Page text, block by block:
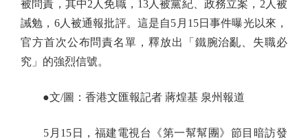
被問責，其中2人免職，13人被黨紀、政務立案，2人被
誡勉，6人被通報批評。這是自5月15日事件曝光以來，
官方首次公布問責名單，釋放出「鐵腕治亂、失職必
究」的強烈信號。
●文/圖：香港文匯報記者 蔣煌基 泉州報道
5月15日，福建電視台《第一幫幫團》節目暗訪發